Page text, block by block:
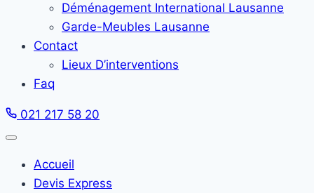
Déménagement International Lausanne
Garde-Meubles Lausanne
Contact
Lieux D’interventions
Faq
021 217 58 20
Accueil
Devis Express